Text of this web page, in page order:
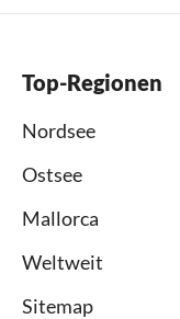
Top-Regionen
Nordsee
Ostsee
Mallorca
Weltweit
Sitemap